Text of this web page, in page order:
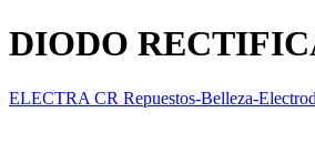
DIODO
ELECTRA CR Repuestos-Belleza-